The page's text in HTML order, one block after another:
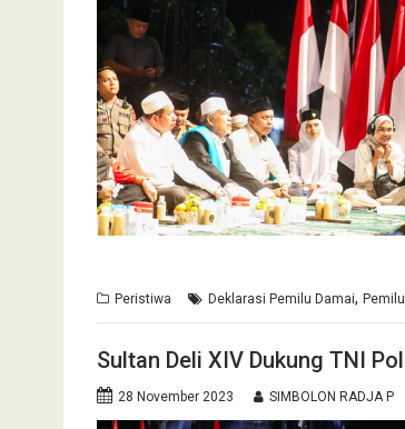
Peristiwa Deklarasi Pemilu Damai,
Sultan Deli XIV Dukung TNI
28 November 2023 SIMBOLON RADJA P